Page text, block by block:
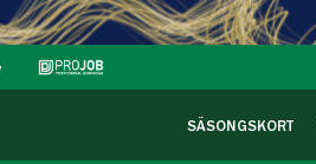
SÄSONGSKORT